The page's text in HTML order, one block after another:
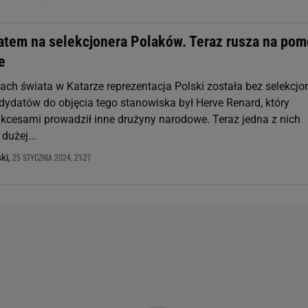
na selekcjonera Polaków. Teraz rusza na
świata w Katarze reprezentacja Polski została bez
do objęcia tego stanowiska był Herve Renard, który
prowadził inne drużyny narodowe. Teraz jedna z nich
25 STYCZNIA 2024, 21:27